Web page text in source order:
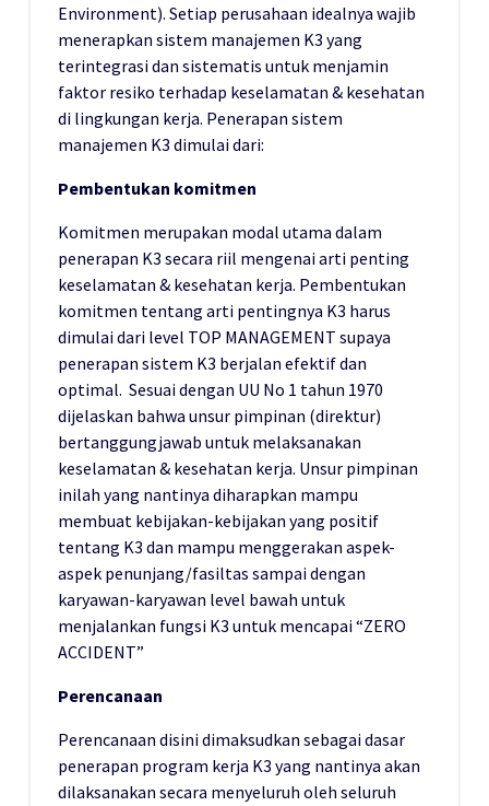
Environment). Setiap perusahaan idealnya wajib
menerapkan sistem manajemen K3 yang
terintegrasi dan sistematis untuk menjamin
faktor resiko terhadap keselamatan & kesehatan
di lingkungan kerja. Penerapan sistem
manajemen K3 dimulai dari:
Pembentukan komitmen
Komitmen merupakan modal utama dalam
penerapan K3 secara riil mengenai arti penting
keselamatan & kesehatan kerja. Pembentukan
komitmen tentang arti pentingnya K3 harus
dimulai dari level TOP MANAGEMENT supaya
penerapan sistem K3 berjalan efektif dan
optimal. Sesuai dengan UU No 1 tahun 1970
dijelaskan bahwa unsur pimpinan (direktur)
bertanggungjawab untuk melaksanakan
keselamatan & kesehatan kerja. Unsur pimpinan
inilah yang nantinya diharapkan mampu
membuat kebijakan-kebijakan yang positif
tentang K3 dan mampu menggerakan aspek-
aspek penunjang/fasiltas sampai dengan
karyawan-karyawan level bawah untuk
menjalankan fungsi K3 untuk mencapai “ZERO
ACCIDENT”
Perencanaan
Perencanaan disini dimaksudkan sebagai dasar
penerapan program kerja K3 yang nantinya akan
dilaksanakan secara menyeluruh oleh seluruh